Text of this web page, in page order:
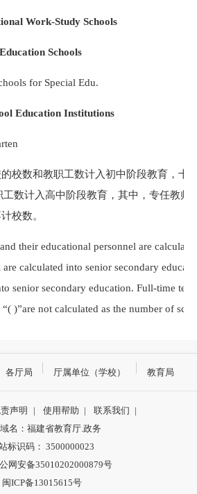
Work-Study Schools
Schools
for Special Edu.
Education Institutions
校数和教职工数计入初中阶段教育，
工数计入高中阶段教育，其中，专任教师
校数。
their educational personnel are
calculated into senior secondary
senior secondary education. Full-time
)”are not calculated as the number of
各厅局 厅属单位（学校） 教育局
声明 | 使用帮助 | 联系我们 |
名：福建省教育厅.政务
标识码： 3500000023
网安备35010202000879号
闽ICP备13015615号